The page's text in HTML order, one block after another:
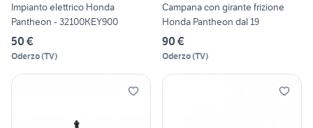
Impianto elettrico Honda
Pantheon - 32100KEY900
50 €
Oderzo(TV)
Campana con girante frizione
Honda Pantheon dal 19
90 €
Oderzo(TV)